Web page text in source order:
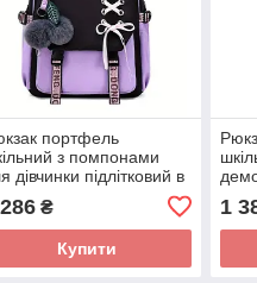
портфель
з помпонами
дівчинки підлітковий в
₴
Купити
1